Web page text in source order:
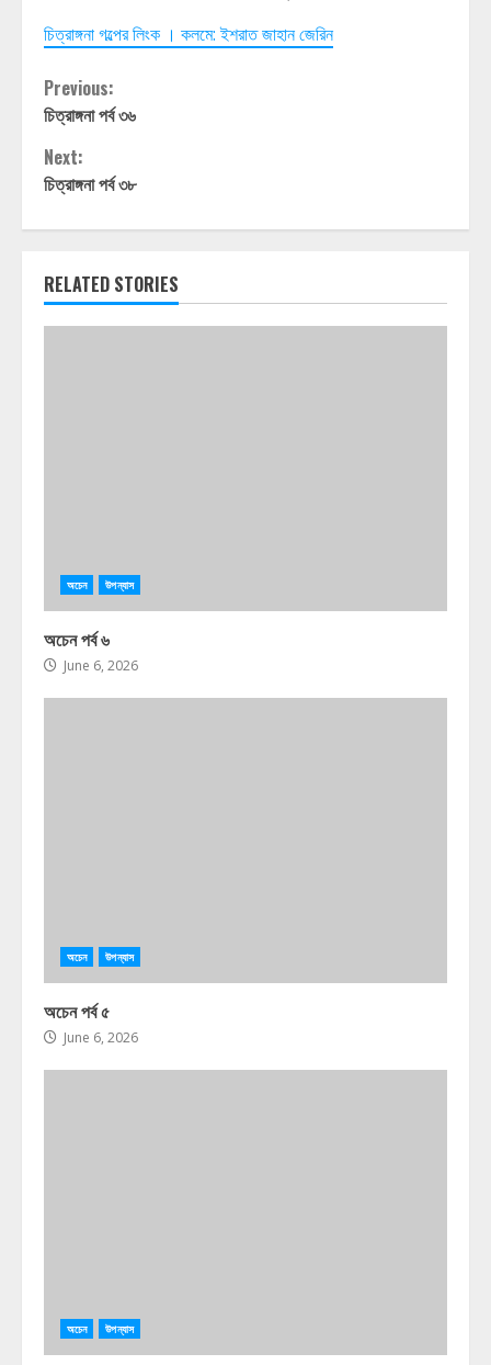
চিত্রাঙ্গনা গল্পের লিংক । কলমে: ইশরাত জাহান জেরিন
Continue
Reading
Previous:
চিত্রাঙ্গনা পর্ব ৩৬
Next:
চিত্রাঙ্গনা পর্ব ৩৮
RELATED STORIES
অচেন উপন্যাস
অচেন পর্ব ৬
June 6, 2026
অচেন উপন্যাস
অচেন পর্ব ৫
June 6, 2026
অচেন উপন্যাস